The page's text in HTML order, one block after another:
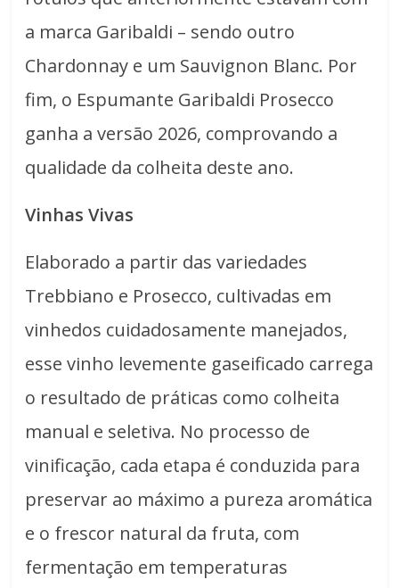
a marca Garibaldi – sendo outro
Chardonnay e um Sauvignon Blanc. Por
fim, o Espumante Garibaldi Prosecco
ganha a versão 2026, comprovando a
qualidade da colheita deste ano.
Vinhas Vivas
Elaborado a partir das variedades
Trebbiano e Prosecco, cultivadas em
vinhedos cuidadosamente manejados,
esse vinho levemente gaseificado carrega
o resultado de práticas como colheita
manual e seletiva. No processo de
vinificação, cada etapa é conduzida para
preservar ao máximo a pureza aromática
e o frescor natural da fruta, com
fermentação em temperaturas